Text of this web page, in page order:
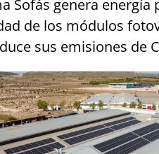
Sofás genera
de los módulos
sus emisiones de